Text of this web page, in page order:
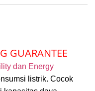
GUARANTEE
dan Energy
listrik. Cocok